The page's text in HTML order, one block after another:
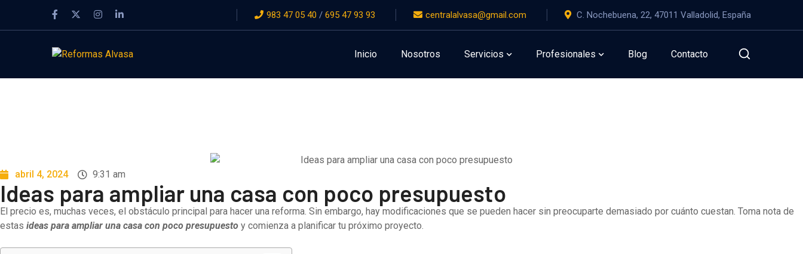
983 47 05 40 / 695 47 93 93 centralalvasa@gmail.com C. Nochebuena, 22, 47011 Valladolid, España
Inicio Nosotros Servicios Profesionales Blog Contacto
abril 4, 2024 9:31 am
Ideas para ampliar una casa con poco presupuesto
El precio es, muchas veces, el obstáculo principal para hacer una reforma. Sin embargo, hay modificaciones que se pueden hacer sin preocuparte demasiado por cuánto cuestan. Toma nota de
estas ideas para ampliar una casa con poco presupuesto y comienza a planificar tu próximo proyecto.
¿Necesitas reformar tu vivienda o negocio? Pedir presupuesto gratis